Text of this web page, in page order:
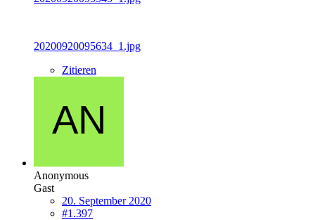
20200920095634_1.jpg
Zitieren
Anonymous
Gast
20. September 2020
#1.397